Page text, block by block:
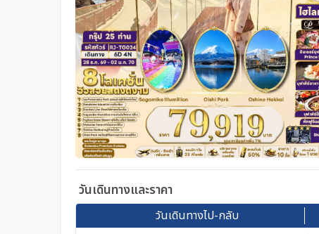
วันเดินทางและราคา
วันเดินทางไป-กลับ